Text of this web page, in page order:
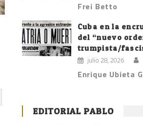
Frei Betto
Cuba en la
del “nuevo
trumpista/
julio 28, 2026
Enrique Ubieta
EDITORIAL PABLO